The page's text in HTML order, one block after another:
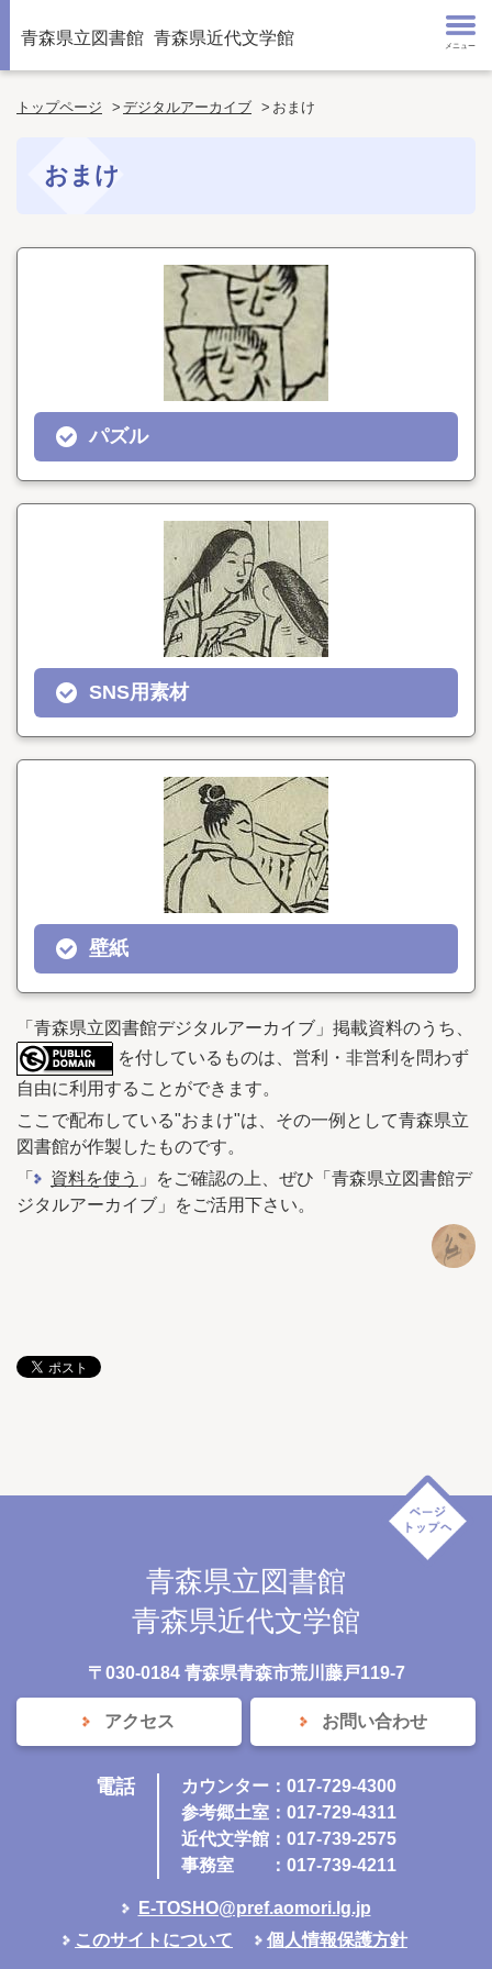
青森県立図書館 青森県近代文学館 メニュー
トップページ デジタルアーカイブ おまけ
おまけ
パズル
SNS用素材
壁紙
「青森県立図書館デジタルアーカイブ」掲載資料のうち、
を付しているものは、営利・非営利を問わず
自由に利用することができます。
ここで配布している"おまけ"は、その一例として青森県立
図書館が作製したものです。
「
資料を使う 」をご確認の上、ぜひ「青森県立図書館デ
ジタルアーカイブ」をご活用下さい。
青森県立図書館
青森県近代文学館
〒030-0184 青森県青森市荒川藤戸119-7
アクセス お問い合わせ
電話
カウンター：017-729-4300
参考郷土室：017-729-4311
近代文学館：017-739-2575
事務室
：017-739-4211
E-TOSHO@pref.aomori.lg.jp
このサイトについて
個人情報保護方針